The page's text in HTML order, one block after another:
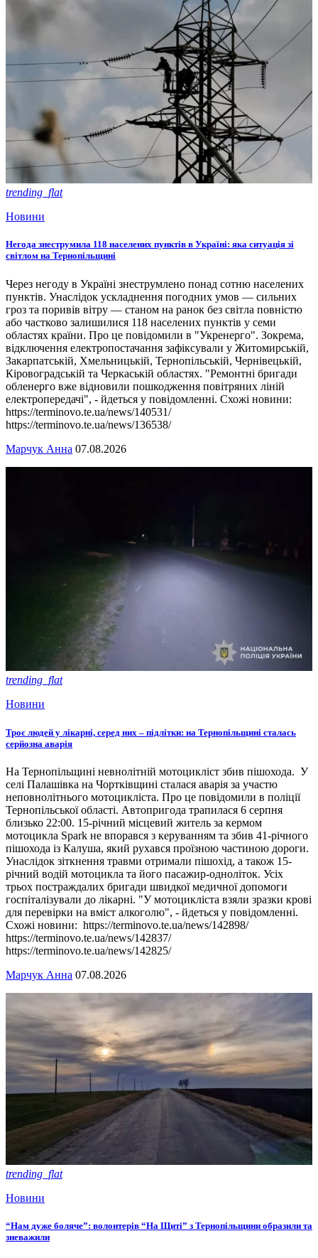
trending_flat
Новини
Негода знеструмила 118 населених пунктів в Україні: яка ситуація зі
світлом на Тернопільщині
Через негоду в Україні знеструмлено понад сотню населених
пунктів. Унаслідок ускладнення погодних умов — сильних
гроз та поривів вітру — станом на ранок без світла повністю
або частково залишилися 118 населених пунктів у семи
областях країни. Про це повідомили в "Укренерго". Зокрема,
відключення електропостачання зафіксували у Житомирській,
Закарпатській, Хмельницькій, Тернопільській, Чернівецькій,
Кіровоградській та Черкаській областях. "Ремонтні бригади
обленерго вже відновили пошкодження повітряних ліній
електропередачі", - йдеться у повідомленні. Схожі новини:
https://terminovo.te.ua/news/140531/
https://terminovo.te.ua/news/136538/
Марчук Анна 07.08.2026
trending_flat
Новини
Троє людей у лікарні, серед них – підлітки: на Тернопільщині сталась
серйозна аварія
На Тернопільщині невнолітній мотоцикліст збив пішохода. У
селі Палашівка на Чортківщині сталася аварія за участю
неповнолітнього мотоцикліста. Про це повідомили в поліції
Тернопільської області. Автопригода трапилася 6 серпня
близько 22:00. 15-річний місцевий житель за кермом
мотоцикла Spark не впорався з керуванням та збив 41-річного
пішохода із Калуша, який рухався проїзною частиною дороги.
Унаслідок зіткнення травми отримали пішохід, а також 15-
річний водій мотоцикла та його пасажир-одноліток. Усіх
трьох постраждалих бригади швидкої медичної допомоги
госпіталізували до лікарні. "У мотоцикліста взяли зразки крові
для перевірки на вміст алкоголю", - йдеться у повідомленні.
Схожі новини: https://terminovo.te.ua/news/142898/
https://terminovo.te.ua/news/142837/
https://terminovo.te.ua/news/142825/
Марчук Анна 07.08.2026
trending_flat
Новини
“Нам дуже боляче”: волонтерів “На Щиті” з Тернопільщини образили та
зневажили